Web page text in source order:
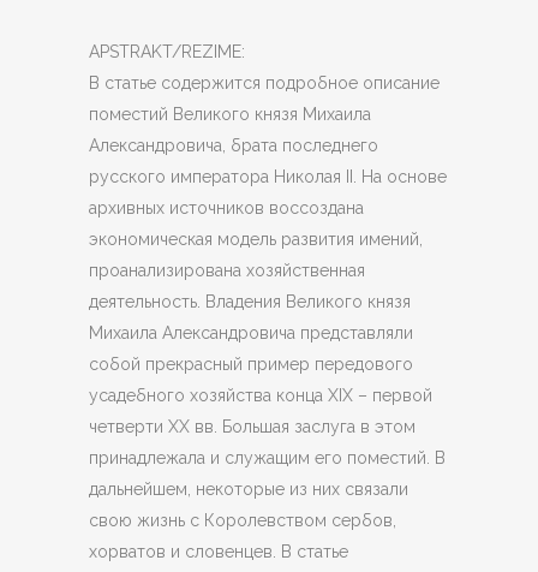
APSTRAKT/REZIME:
В статье содержится подробное описание
поместий Великого князя Михаила
Александровича, брата последнего
русского императора Николая II. На основе
архивных источников воссоздана
экономическая модель развития имений,
проанализирована хозяйственная
деятельность. Владения Великого князя
Михаила Александровича представляли
собой прекрасный пример передового
усадебного хозяйства конца XIX – первой
четверти XX вв. Большая заслуга в этом
принадлежала и служащим его поместий. В
дальнейшем, некоторые из них связали
свою жизнь с Королевством сербов,
хорватов и словенцев. В статье